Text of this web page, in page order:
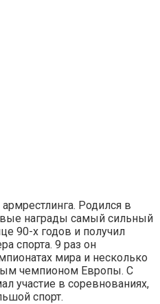
Родился в
награды самый сильный
90-х годов и получил
спорта. 9 раз он
мира и несколько
чемпионом Европы. С
участие в соревнованиях,
спорт.